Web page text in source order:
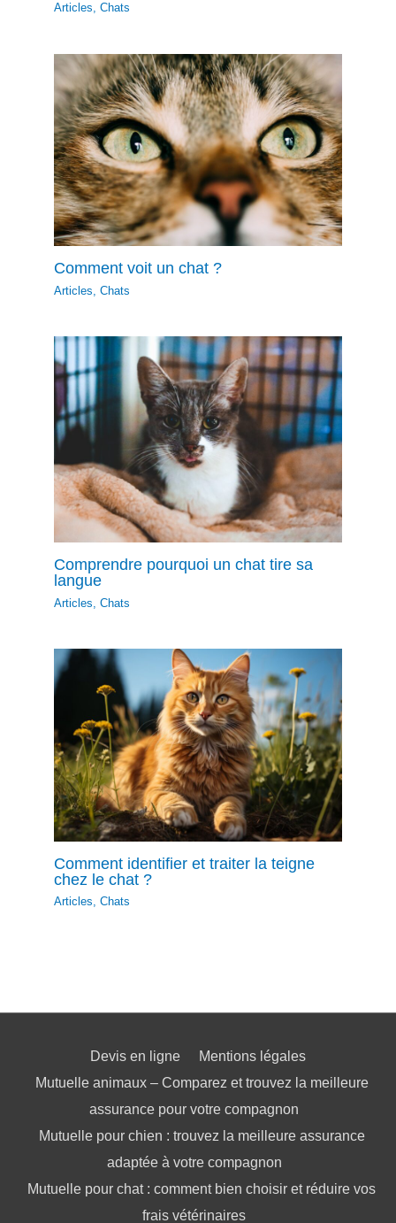
Articles,Chats
Comment voit un chat ?
Articles ,Chats
Comprendre pourquoi un chat tire sa
langue
Articles ,Chats
Comment identifier et traiter la teigne
chez le chat ?
Articles,Chats
Devis en ligne
Mentions légales
Mutuelle animaux – Comparez et trouvez la meilleure
assurance pour votre compagnon
Mutuelle pour chien : trouvez la meilleure assurance
adaptée à votre compagnon
Mutuelle pour chat : comment bien choisir et réduire vos
frais vétérinaires